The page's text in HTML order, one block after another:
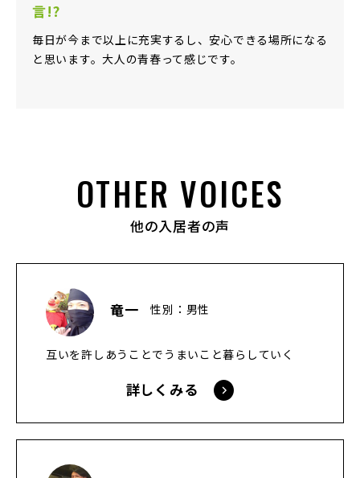
言!?
毎日が今まで以上に充実するし、安心できる場所になる
と思います。大人の青春って感じです。
OTHER VOICES
他の入居者の声
竜一 性別：男性
互いを許しあうことでうまいこと暮らしていく
詳しくみる